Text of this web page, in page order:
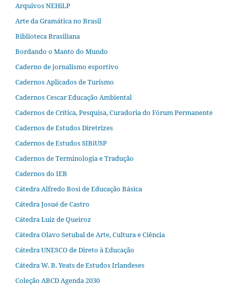
Arquivos NEHiLP
Arte da Gramática no Brasil
Biblioteca Brasiliana
Bordando o Manto do Mundo
Caderno de jornalismo esportivo
Cadernos Aplicados de Turismo
Cadernos Cescar Educação Ambiental
Cadernos de Crítica, Pesquisa, Curadoria do Fórum Permanente
Cadernos de Estudos Diretrizes
Cadernos de Estudos SIBiUSP
Cadernos de Terminologia e Tradução
Cadernos do IEB
Cátedra Alfredo Bosi de Educação Básica
Cátedra Josué de Castro
Cátedra Luiz de Queiroz
Cátedra Olavo Setubal de Arte, Cultura e Ciência
Cátedra UNESCO de Direto à Educação
Cátedra W. B. Yeats de Estudos Irlandeses
Coleção ABCD Agenda 2030